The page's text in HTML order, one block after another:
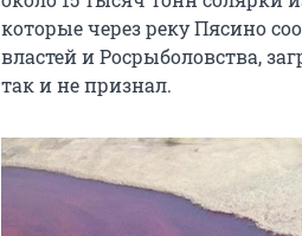
которые через реку Пясино
властей и Росрыболовства,
так и не признал.